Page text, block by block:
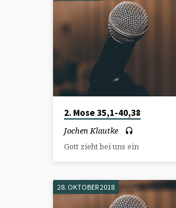
2. Mose 35,1-40,38
Jochen Klautke
Gott zieht bei uns ein
28. OKTOBER 2018